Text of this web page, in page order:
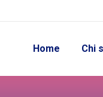
Home Chi